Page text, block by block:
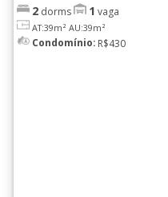
Vl. Sto.Antonio
2 dorms 1 vaga
AT:39m² AU:39m²
Condomínio: R$430